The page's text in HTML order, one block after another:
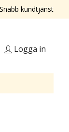
kundtjänst
Logga in